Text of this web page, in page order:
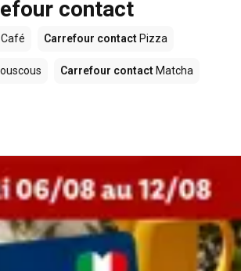
contact
Café Carrefour contact Pizza
Carrefour contact Matcha